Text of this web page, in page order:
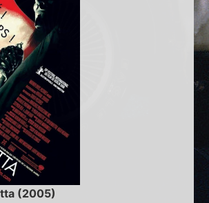
(2005)